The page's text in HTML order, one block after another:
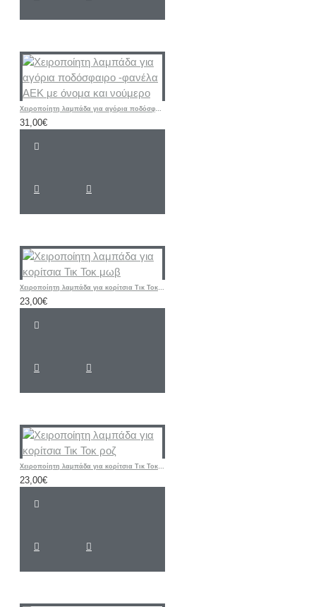
Χειροποίητη λαμπάδα για αγόρια ποδόσφαιρο -φανέλα ΑΕΚ με όνομα και νούμερο
31,00€
Χειροποίητη λαμπάδα για κορίτσια Τικ Τοκ μωβ
23,00€
Χειροποίητη λαμπάδα για κορίτσια Τικ Τοκ ροζ
23,00€